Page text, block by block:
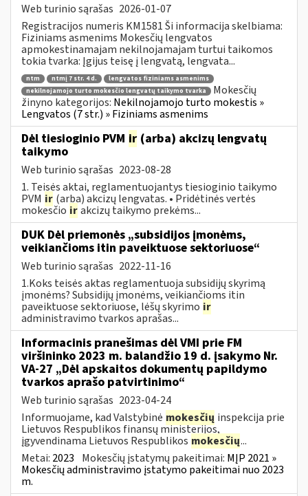
Web turinio sąrašas 2026-01-07
Registracijos numeris KM1581 Ši informacija skelbiama:
Fiziniams asmenims Mokesčių lengvatos
apmokestinamajam nekilnojamajam turtui taikomos
tokia tvarka: Įgijus teisę į lengvatą, lengvata...
ntm ntmį 7 str. 4 d.
lengvatos fiziniams asmenims
nekilnojamojo turto mokesčio lengvatų taikymo tvarka
Mokesčių
žinyno kategorijos: Nekilnojamojo turto mokestis »
Lengvatos (7 str.) » Fiziniams asmenims
Dėl tiesioginio PVM ir (arba) akcizų lengvatų
taikymo
Web turinio sąrašas 2023-08-28
1. Teisės aktai, reglamentuojantys tiesioginio taikymo
PVM ir (arba) akcizų lengvatas. • Pridėtinės vertės
mokesčio irakcizų taikymo prekėms...
DUK Dėl priemonės „subsidijos įmonėms,
veikiančioms itin paveiktuose sektoriuose“
Web turinio sąrašas 2022-11-16
1.Koks teisės aktas reglamentuoja subsidijų skyrimą
įmonėms? Subsidijų įmonėms, veikiančioms itin
paveiktuose sektoriuose, lėšų skyrimo ir
administravimo tvarkos aprašas...
Informacinis pranešimas dėl VMI prie FM
viršininko 2023 m. balandžio 19 d. įsakymo Nr.
VA-27 „Dėl apskaitos dokumentų papildymo
tvarkos aprašo patvirtinimo“
Web turinio sąrašas 2023-04-24
Informuojame, kad Valstybinė mokesčių inspekcija prie
Lietuvos Respublikos finansų ministerijos,
įgyvendinama Lietuvos Respublikos mokesčių...
Metai: 2023 Mokesčių įstatymų pakeitimai: MĮP 2021 »
Mokesčių administravimo įstatymo pakeitimai nuo 2023
m.